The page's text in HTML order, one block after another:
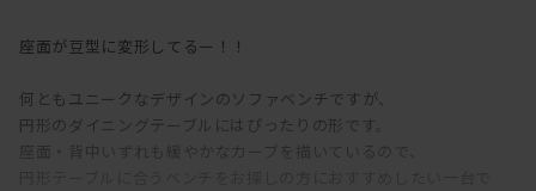
座面が豆型に変形してるー！！
何ともユニークなデザインのソファベンチですが、
円形のダイニングテーブルにはぴったりの形です。